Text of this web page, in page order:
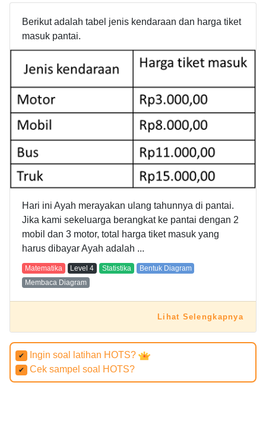
Berikut adalah tabel jenis kendaraan dan harga tiket
masuk pantai.
Hari ini Ayah merayakan ulang tahunnya di pantai.
Jika kami sekeluarga berangkat ke pantai dengan 2
mobil dan 3 motor, total harga tiket masuk yang
harus dibayar Ayah adalah ...
Matematika Level 4 Statistika
Bentuk Diagram
Membaca Diagram
Lihat Selengkapnya
✔ Ingin soal latihan HOTS?
✔ Cek sampel soal HOTS?